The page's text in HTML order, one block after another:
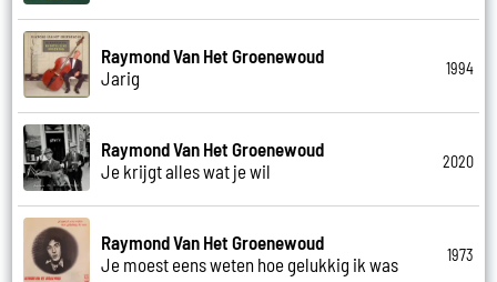
Raymond Van Het Groenewoud
Jarig
1994
Raymond Van Het Groenewoud
Je krijgt alles wat je wil
2020
Raymond Van Het Groenewoud
Je moest eens weten hoe gelukkig ik was
1973